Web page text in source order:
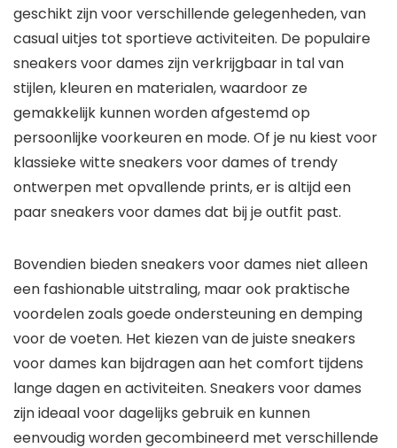
geschikt zijn voor verschillende gelegenheden, van
casual uitjes tot sportieve activiteiten. De populaire
sneakers voor dames zijn verkrijgbaar in tal van
stijlen, kleuren en materialen, waardoor ze
gemakkelijk kunnen worden afgestemd op
persoonlijke voorkeuren en mode. Of je nu kiest voor
klassieke witte sneakers voor dames of trendy
ontwerpen met opvallende prints, er is altijd een
paar sneakers voor dames dat bij je outfit past.
Bovendien bieden sneakers voor dames niet alleen
een fashionable uitstraling, maar ook praktische
voordelen zoals goede ondersteuning en demping
voor de voeten. Het kiezen van de juiste sneakers
voor dames kan bijdragen aan het comfort tijdens
lange dagen en activiteiten. Sneakers voor dames
zijn ideaal voor dagelijks gebruik en kunnen
eenvoudig worden gecombineerd met verschillende